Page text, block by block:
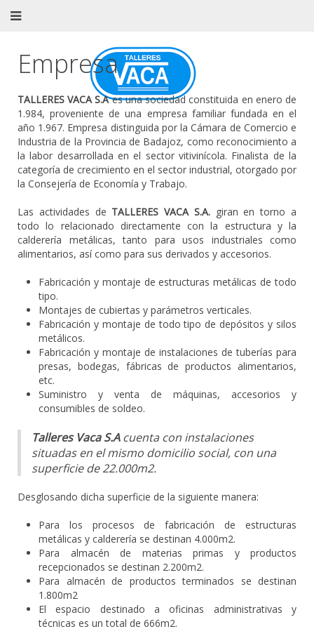
Empresa
TALLERES VACA S.Aes una sociedad constituida en enero de
1.984, proveniente de una empresa familiar fundada en el
año 1.967. Empresa distinguida por la Cámara de Comercio e
Industria de la Provincia de Badajoz, como reconocimiento a
la labor desarrollada en el sector vitivinícola. Finalista de la
categoría de crecimiento en el sector industrial, otorgado por
la Consejería de Economía y Trabajo.
Las actividades de TALLERES VACA S.A.giran en torno a
todo lo relacionado directamente con la estructura y la
calderería metálicas, tanto para usos industriales como
alimentarios, así como para sus derivados y accesorios.
Fabricación y montaje de estructuras metálicas de todo
tipo.
Montajes de cubiertas y parámetros verticales.
Fabricación y montaje de todo tipo de depósitos y silos
metálicos.
Fabricación y montaje de instalaciones de tuberías para
presas, bodegas, fábricas de productos alimentarios,
etc.
Suministro y venta de máquinas, accesorios y
consumibles de soldeo.
Talleres Vaca S.Acuenta con instalaciones
situadas en el mismo domicilio social, con una
superficie de 22.000m2.
Desglosando dicha superficie de la siguiente manera:
Para los procesos de fabricación de estructuras
metálicas y calderería se destinan 4.000m2.
Para almacén de materias primas y productos
recepcionados se destinan 2.200m2.
Para almacén de productos terminados se destinan
1.800m2
El espacio destinado a oficinas administrativas y
técnicas es un total de 666m2.